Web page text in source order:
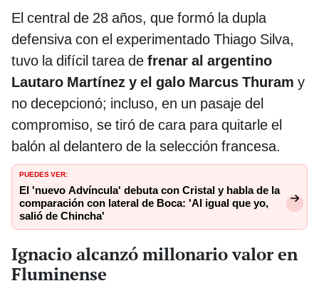
El central de 28 años, que formó la dupla
defensiva con el experimentado Thiago Silva,
tuvo la difícil tarea de frenar al argentino
Lautaro Martínez y el galo Marcus Thuram y
no decepcionó; incluso, en un pasaje del
compromiso, se tiró de cara para quitarle el
balón al delantero de la selección francesa.
PUEDES VER:
El 'nuevo Advíncula' debuta con Cristal y habla de la
comparación con lateral de Boca: 'Al igual que yo,
salió de Chincha'
Ignacio alcanzó millonario valor en
Fluminense